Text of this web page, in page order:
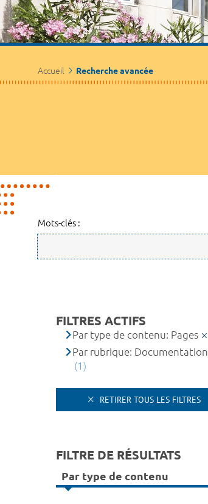
Accueil Recherche avancée
Mots-clés :
FILTRES ACTIFS
Par type de contenu: Pages
Par rubrique: Documentation
(1)
RETIRER TOUS LES FILTRES
FILTRE DE RÉSULTATS
Par type de contenu